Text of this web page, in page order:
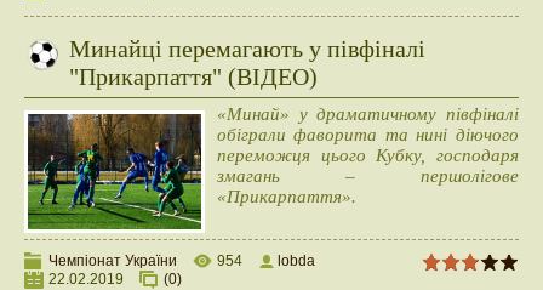
Минайці перемагають у півфіналі
"Прикарпаття" (ВІДЕО)
«Минай» у драматичному півфіналі
обіграли фаворита та нині діючого
переможця цього Кубку, господаря
змагань – першолігове
«Прикарпаття».
Чемпіонат України 954
lobda
22.02.2019
(0)